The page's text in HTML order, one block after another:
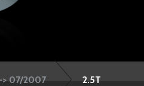
07/2007 2.5T